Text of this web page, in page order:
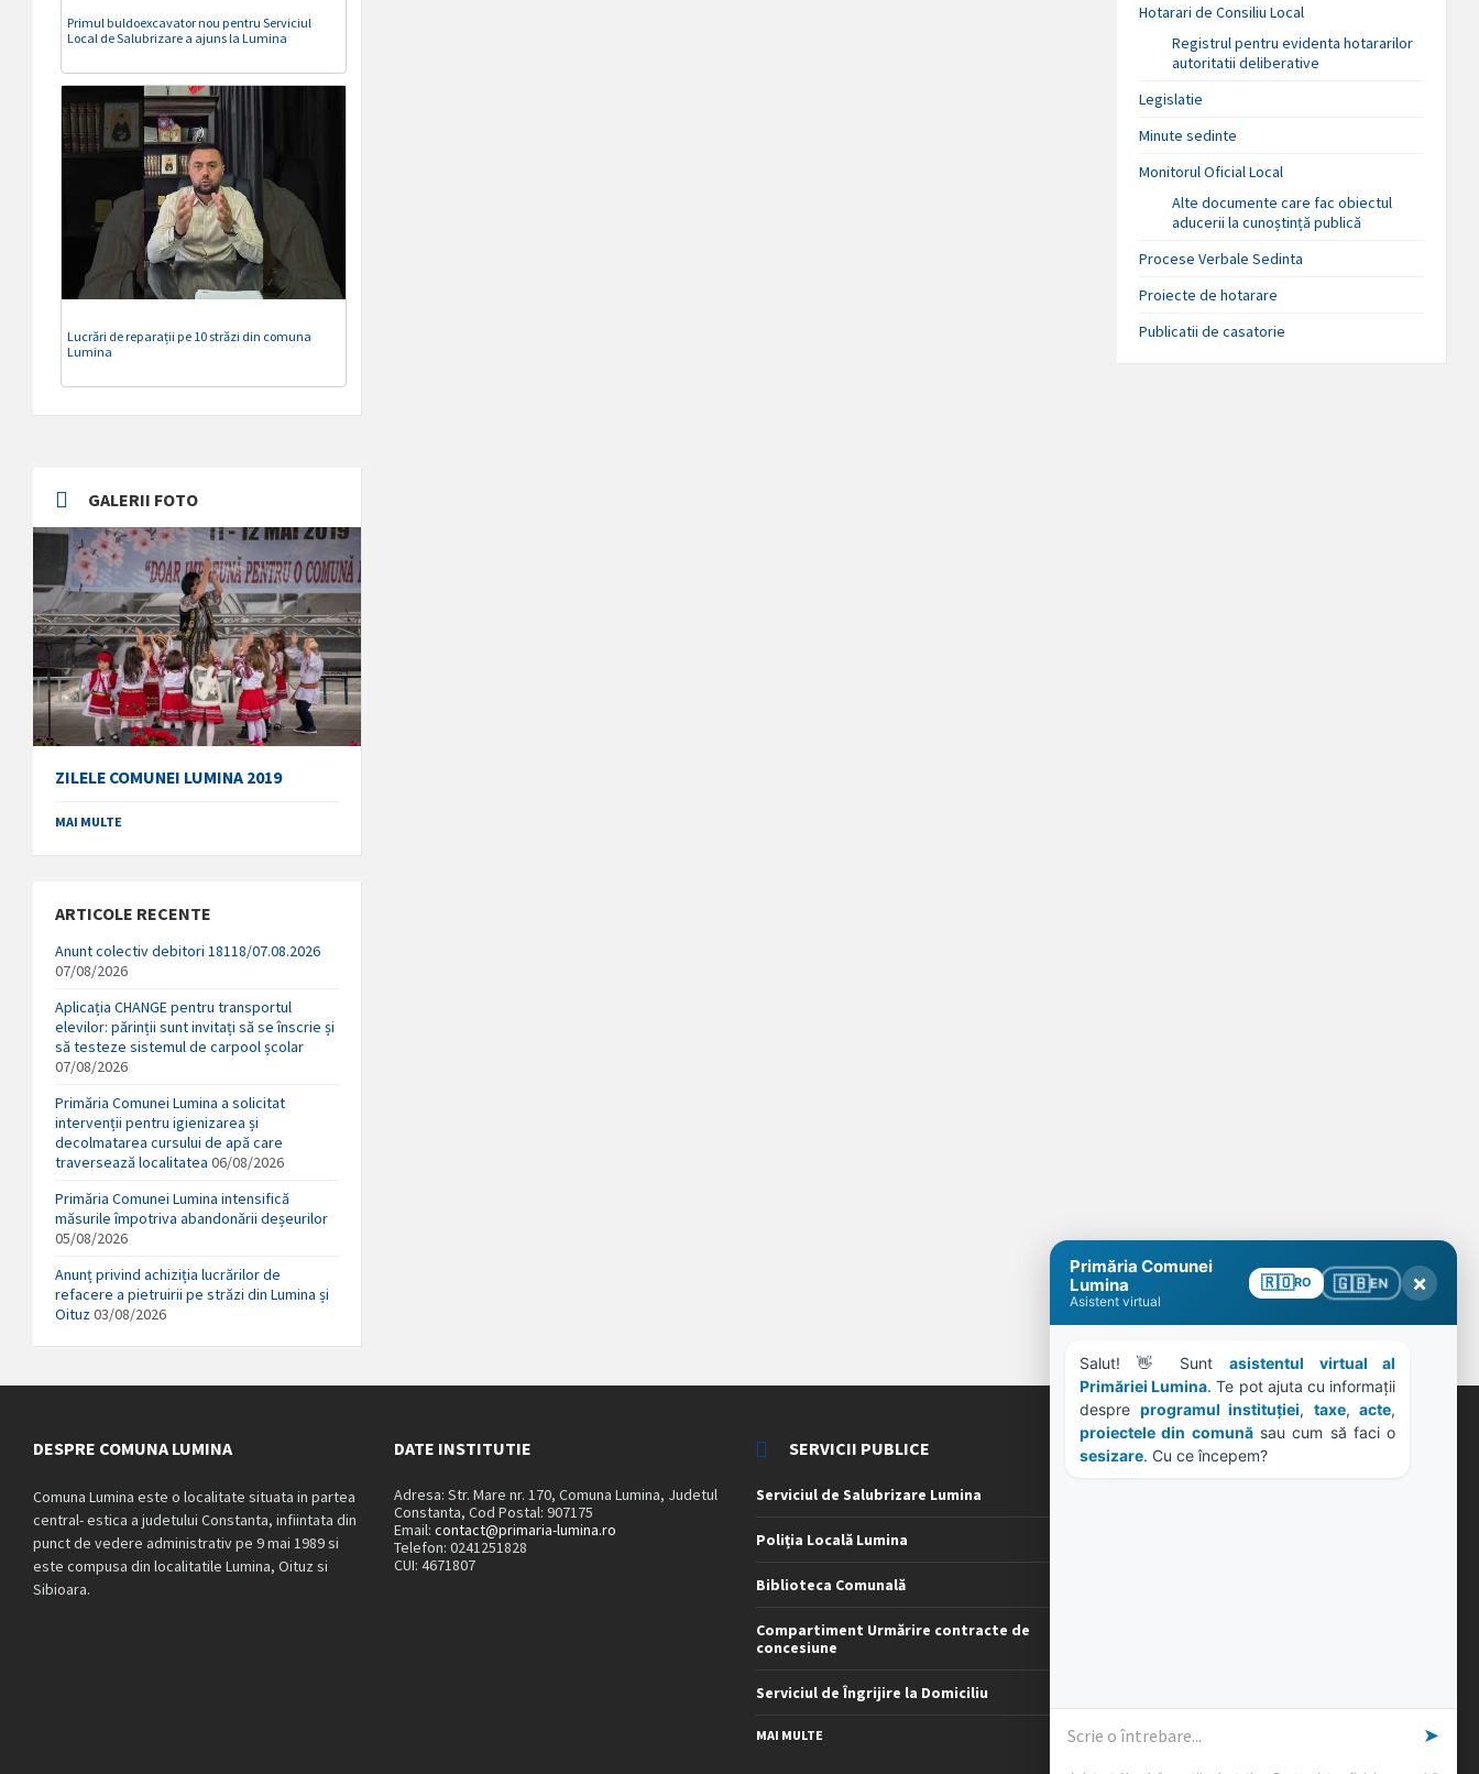
Primul buldoexcavator nou pentru Serviciul
Local de Salubrizare a ajuns la Lumina
Lucrări de reparații pe 10 străzi din comuna
Lumina
GALERII FOTO
ZILELE COMUNEI LUMINA 2019
MAI MULTE
ARTICOLE RECENTE
Anunt colectiv debitori 18118/07.08.2026
07/08/2026
Aplicația CHANGE pentru transportul
elevilor: părinții sunt invitați să se înscrie și
să testeze sistemul de carpool școlar
07/08/2026
Primăria Comunei Lumina a solicitat
intervenții pentru igienizarea și
decolmatarea cursului de apă care
traversează localitatea 06/08/2026
Primăria Comunei Lumina intensifică
măsurile împotriva abandonării deșeurilor
05/08/2026
Anunț privind achiziția lucrărilor de
refacere a pietruirii pe străzi din Lumina și
Oituz 03/08/2026
Hotarari de Consiliu Local
Registrul pentru evidenta hotararilor
autoritatii deliberative
Legislatie
Minute sedinte
Monitorul Oficial Local
Alte documente care fac obiectul
aducerii la cunoștință publică
Procese Verbale Sedinta
Proiecte de hotarare
Publicatii de casatorie
DESPRE COMUNA LUMINA
Comuna Lumina este o localitate situata in partea
central- estica a judetului Constanta, infiintata din
punct de vedere administrativ pe 9 mai 1989 si
este compusa din localitatile Lumina, Oituz si
Sibioara.
DATE INSTITUTIE
Adresa: Str. Mare nr. 170, Comuna Lumina, Judetul
Constanta, Cod Postal: 907175
Email:contact@primaria-lumina.ro
Telefon: 0241251828
CUI: 4671807
SERVICII PUBLICE
Serviciul de Salubrizare Lumina
Poliția Locală Lumina
Biblioteca Comunală
Compartiment Urmărire contracte de
concesiune
Serviciul de Îngrijire la Domiciliu
MAI MULTE
ORE DE LUCRU
Primăria Comunei
Lumina
Asistent virtual
🇷🇴RO 🇬🇧EN ×
Salut! 👋 Sunt asistentul virtual al
Primăriei Lumina. Te pot ajuta cu informații
despre programul instituției, taxe, acte
proiectele din comună
sesizare. Cu ce începem?
➤